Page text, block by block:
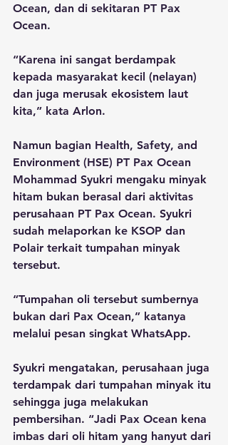
Ocean, dan di sekitaran PT Pax
Ocean.
“Karena ini sangat berdampak
kepada masyarakat kecil (nelayan)
dan juga merusak ekosistem laut
kita,” kata Arlon.
Namun bagian Health, Safety, and
Environment (HSE) PT Pax Ocean
Mohammad Syukri mengaku minyak
hitam bukan berasal dari aktivitas
perusahaan PT Pax Ocean. Syukri
sudah melaporkan ke KSOP dan
Polair terkait tumpahan minyak
tersebut.
“Tumpahan oli tersebut sumbernya
bukan dari Pax Ocean,” katanya
melalui pesan singkat WhatsApp.
Syukri mengatakan, perusahaan juga
terdampak dari tumpahan minyak itu
sehingga juga melakukan
pembersihan. “Jadi Pax Ocean kena
imbas dari oli hitam yang hanyut dari